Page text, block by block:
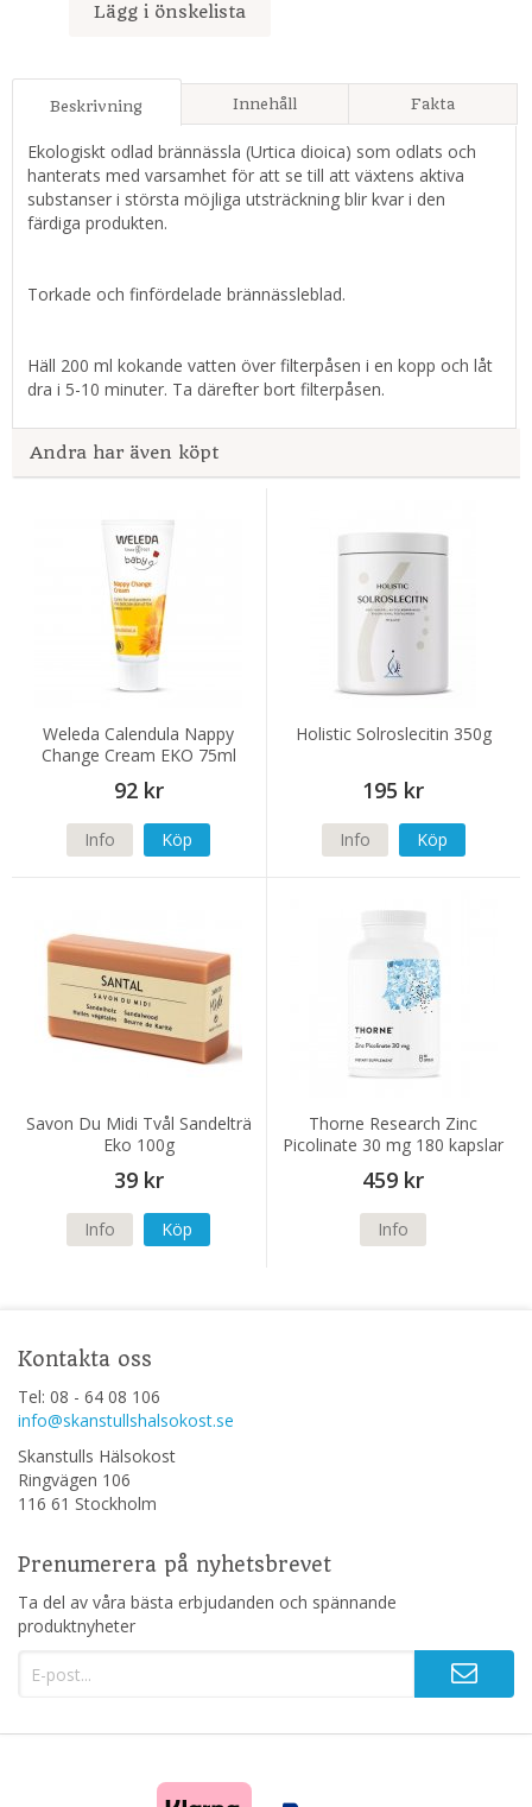
Lägg i önskelista
Beskrivning Innehåll Fakta
Ekologiskt odlad brännässla (Urtica dioica) som odlats och
hanterats med varsamhet för att se till att växtens aktiva
substanser i största möjliga utsträckning blir kvar i den
färdiga produkten.
Torkade och finfördelade brännässleblad.
Häll 200 ml kokande vatten över filterpåsen i en kopp och låt
dra i 5-10 minuter. Ta därefter bort filterpåsen.
Andra har även köpt
Weleda Calendula Nappy
Change Cream EKO 75ml
92 kr
Info Köp
Holistic Solroslecitin 350g
195 kr
Info Köp
Savon Du Midi Tvål Sandelträ
Eko 100g
39 kr
Info Köp
Thorne Research Zinc
Picolinate 30 mg 180 kapslar
459 kr
Info
Kontakta oss
Tel: 08 - 64 08 106
info@skanstullshalsokost.se
Skanstulls Hälsokost
Ringvägen 106
116 61 Stockholm
Prenumerera på nyhetsbrevet
Ta del av våra bästa erbjudanden och spännande
produktnyheter